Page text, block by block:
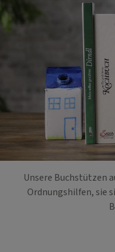
Unsere Buchstützen
Ordnungshilfen, sie